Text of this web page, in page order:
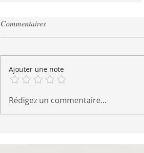
Tacos aux crevettes au cumin et
Commentaires
Ajouter une note
Rédigez un commentaire...